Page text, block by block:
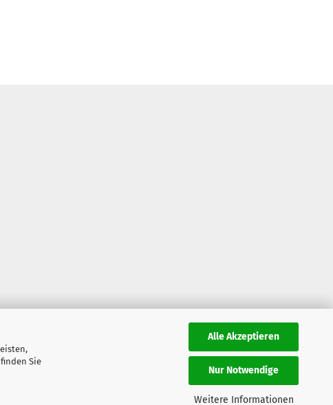
Sie
Alle Akzeptieren
Nur Notwendige
Weitere Informationen